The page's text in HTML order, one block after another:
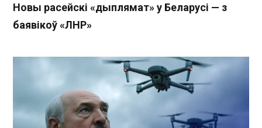
Новы расейскі «дыплямат» у Беларусі — з
баявікоў «ЛНР»